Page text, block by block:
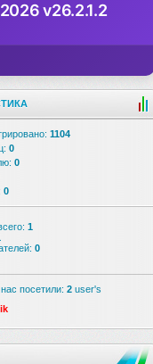
v26.2.1.2
1104
0
0
0
1
0
посетили: 2 user's